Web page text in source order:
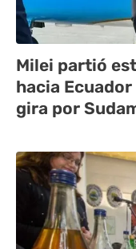
Milei partió
hacia
gira por